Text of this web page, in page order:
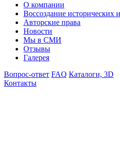
О компании
Воссоздание исторических
Авторские права
Новости
Мы в СМИ
Отзывы
Галерея
Вопрос-ответ FAQ Каталоги, 3D
Контакты